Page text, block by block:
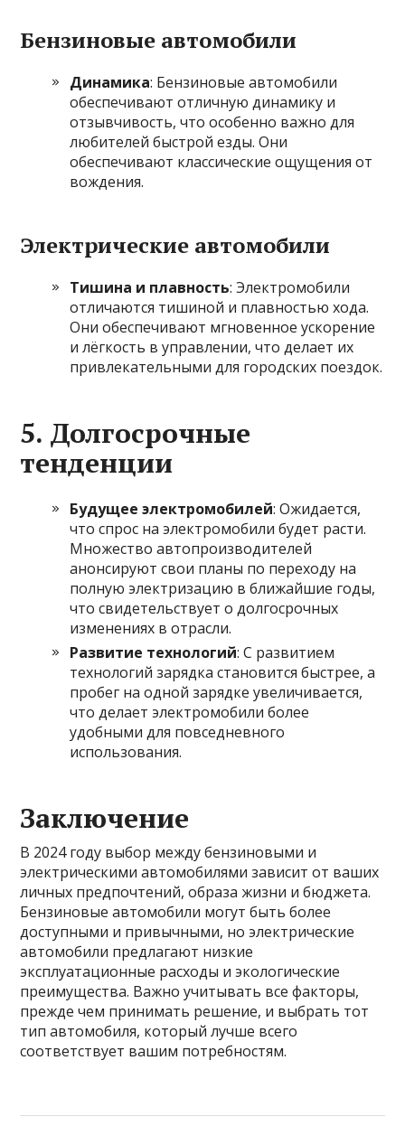
Бензиновые автомобили
Динамика: Бензиновые автомобили
обеспечивают отличную динамику и
отзывчивость, что особенно важно для
любителей быстрой езды. Они
обеспечивают классические ощущения от
вождения.
Электрические автомобили
Тишина и плавность: Электромобили
отличаются тишиной и плавностью хода.
Они обеспечивают мгновенное ускорение
и лёгкость в управлении, что делает их
привлекательными для городских поездок.
5. Долгосрочные
тенденции
Будущее электромобилей: Ожидается,
что спрос на электромобили будет расти.
Множество автопроизводителей
анонсируют свои планы по переходу на
полную электризацию в ближайшие годы,
что свидетельствует о долгосрочных
изменениях в отрасли.
Развитие технологий: С развитием
технологий зарядка становится быстрее, а
пробег на одной зарядке увеличивается,
что делает электромобили более
удобными для повседневного
использования.
Заключение
В 2024 году выбор между бензиновыми и
электрическими автомобилями зависит от ваших
личных предпочтений, образа жизни и бюджета.
Бензиновые автомобили могут быть более
доступными и привычными, но электрические
автомобили предлагают низкие
эксплуатационные расходы и экологические
преимущества. Важно учитывать все факторы,
прежде чем принимать решение, и выбрать тот
тип автомобиля, который лучше всего
соответствует вашим потребностям.